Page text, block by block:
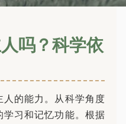
吗？科学依
的能力。从科学角度
习和记忆功能。根据